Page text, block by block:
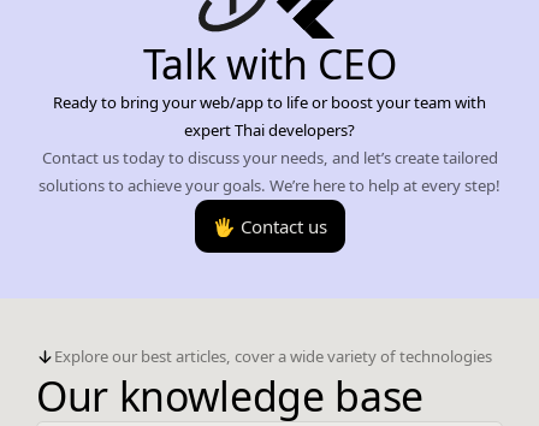
Talk with CEO
Ready to bring your web/app to life or boost your team with
expert Thai developers?
Contact us today to discuss your needs, and let’s create tailored
solutions to achieve your goals. We’re here to help at every step!
🖐️ Contact us
Explore our best articles, cover a wide variety of technologies
Our knowledge base